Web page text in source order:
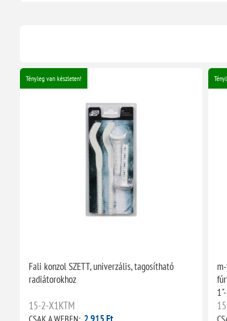
Tényleg van készleten!
Fali konzol SZETT, univerzális, tagosítható
radiátorokhoz
15-2-X1KTM
CSAK A WEBEN: